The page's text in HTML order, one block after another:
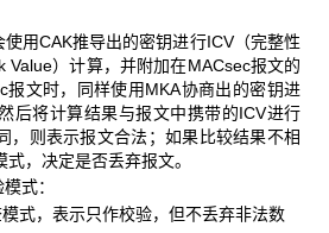
用CAK推导出的密钥进行ICV（完整性
Value）计算，并附加在MACsec报文的
报文时，同样使用MKA协商出的密钥进
后将计算结果与报文中携带的ICV进行
，则表示报文合法；如果比较结果不相
，决定是否丢弃报文。
式：
式，表示只作校验，但不丢弃非法数